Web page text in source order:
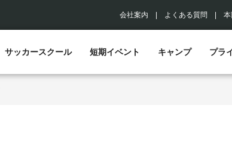
会社案内 よくある質問
サッカースクール 短期イベント キャンプ プラ